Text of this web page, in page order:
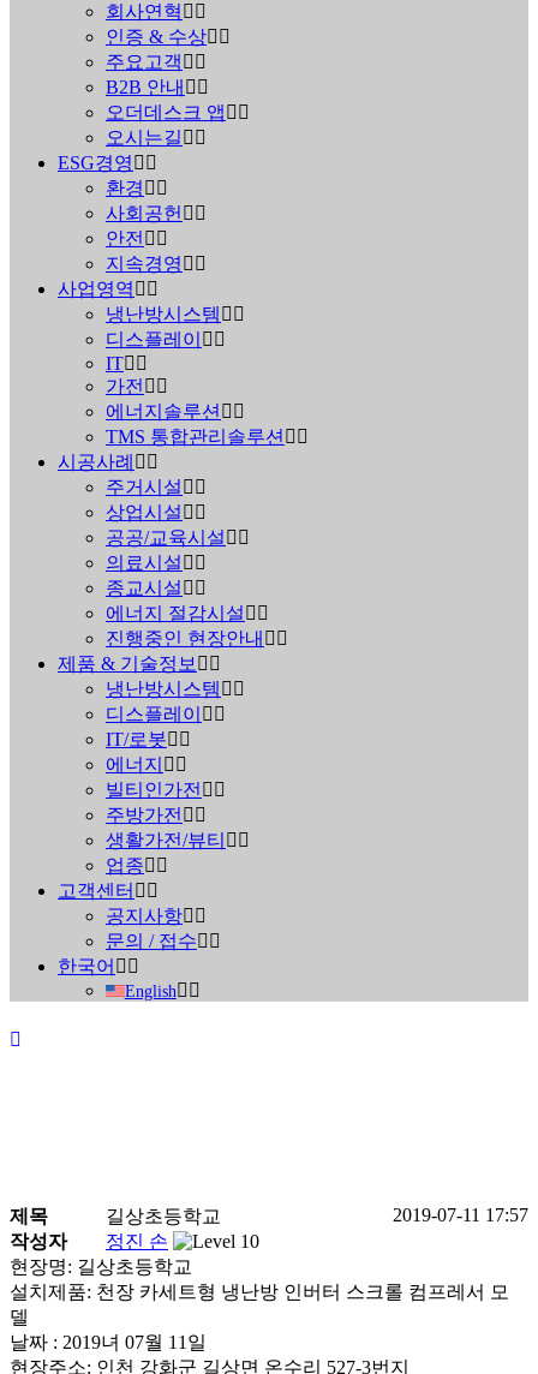
회사연혁
인증 & 수상
주요고객
B2B 안내
오더데스크 앱
오시는길
ESG경영
환경
사회공헌
안전
지속경영
사업영역
냉난방시스템
디스플레이
IT
가전
에너지솔루션
TMS 통합관리솔루션
시공사례
주거시설
상업시설
공공/교육시설
의료시설
종교시설
에너지 절감시설
진행중인 현장안내
제품 & 기술정보
냉난방시스템
디스플레이
IT/로봇
에너지
빌티인가전
주방가전
생활가전/뷰티
업종
고객센터
공지사항
문의 / 접수
한국어
English
진행중인 현장안내
Home>진행중인 현장안내
제목 길상초등학교
2019-07-11 17:57
작성자
정진 손
현장명: 길상초등학교
설치제품: 천장 카세트형 냉난방 인버터 스크롤 컴프레서 모
델
날짜 : 2019녀 07월 11일
현장주소: 인천 강화군 길상면 온수리 527-3번지